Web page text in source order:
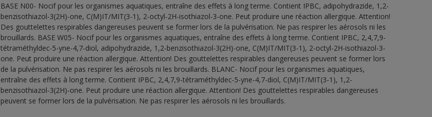
BASE N00- Nocif pour les organismes aquatiques, entraîne des effets à long terme. Contient IPBC, adipohydrazide, 1,2-
benzisothiazol-3(2H)-one, C(M)IT/MIT(3-1), 2-octyl-2H-isothiazol-3-one. Peut produire une réaction allergique. Attention!
Des gouttelettes respirables dangereuses peuvent se former lors de la pulvérisation. Ne pas respirer les aérosols ni les
brouillards. BASE W05- Nocif pour les organismes aquatiques, entraîne des effets à long terme. Contient IPBC, 2,4,7,9-
tétraméthyldec-5-yne-4,7-diol, adipohydrazide, 1,2-benzisothiazol-3(2H)-one, C(M)IT/MIT(3-1), 2-octyl-2H-isothiazol-3-
one. Peut produire une réaction allergique. Attention! Des gouttelettes respirables dangereuses peuvent se former lors
de la pulvérisation. Ne pas respirer les aérosols ni les brouillards. BLANC- Nocif pour les organismes aquatiques,
entraîne des effets à long terme. Contient IPBC, 2,4,7,9-tétraméthyldec-5-yne-4,7-diol, C(M)IT/MIT(3-1), 1,2-
benzisothiazol-3(2H)-one. Peut produire une réaction allergique. Attention! Des gouttelettes respirables dangereuses
peuvent se former lors de la pulvérisation. Ne pas respirer les aérosols ni les brouillards.